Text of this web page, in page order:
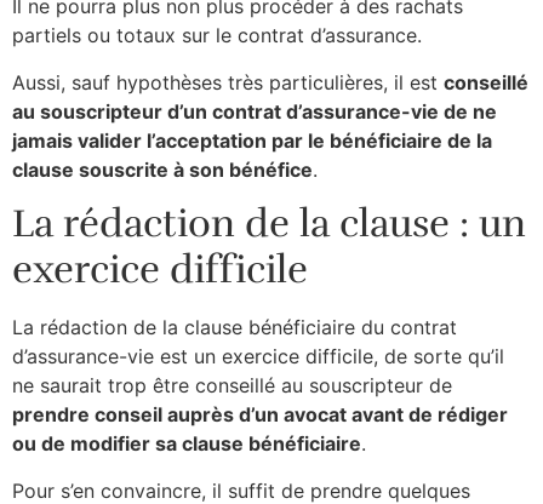
Il ne pourra plus non plus procéder à des rachats
partiels ou totaux sur le contrat d’assurance.
Aussi, sauf hypothèses très particulières, il est conseillé
au souscripteur d’un contrat d’assurance-vie de ne
jamais valider l’acceptation par le bénéficiaire de la
clause souscrite à son bénéfice.
La rédaction de la clause : un
exercice difficile
La rédaction de la clause bénéficiaire du contrat
d’assurance-vie est un exercice difficile, de sorte qu’il
ne saurait trop être conseillé au souscripteur de
prendre conseil auprès d’un avocat avant de rédiger
ou de modifier sa clause bénéficiaire.
Pour s’en convaincre, il suffit de prendre quelques